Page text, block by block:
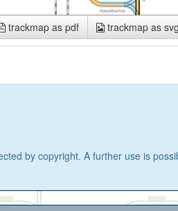
trackmap as pdf trackmap as svg
by copyright. A further use is